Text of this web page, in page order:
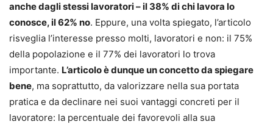
anche dagli stessi lavoratori – il 38% di chi lavora lo
conosce, il 62% no. Eppure, una volta spiegato, l’articolo
risveglia l’interesse presso molti, lavoratori e non: il 75%
della popolazione e il 77% dei lavoratori lo trova
importante. L’articolo è dunque un concetto da spiegare
bene, ma soprattutto, da valorizzare nella sua portata
pratica e da declinare nei suoi vantaggi concreti per il
lavoratore: la percentuale dei favorevoli alla sua